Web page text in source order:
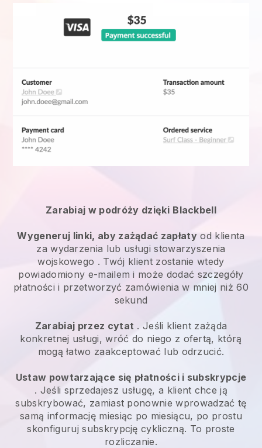
Zarabiaj w podróży dzięki Blackbell
Wygeneruj linki, aby zażądać zapłaty od klienta
zawydarzenia lub usługi stowarzyszenia
wojskowego . Twój klient zostanie wtedy
powiadomiony e-mailem i może dodać szczegóły
płatności i przetworzyć zamówienia w mniej niż 60
sekund
Zarabiaj przez cytat . Jeśli klient zażąda
konkretnej usługi, wróć do niego z ofertą, którą
mogą łatwo zaakceptować lub odrzucić.
Ustaw powtarzające się płatności i subskrypcje
. Jeśli sprzedajesz usługę, a klient chce ją
subskrybować, zamiast ponownie wprowadzać tę
samą informację miesiąc po miesiącu, po prostu
skonfiguruj subskrypcję cykliczną. To proste
rozliczanie.